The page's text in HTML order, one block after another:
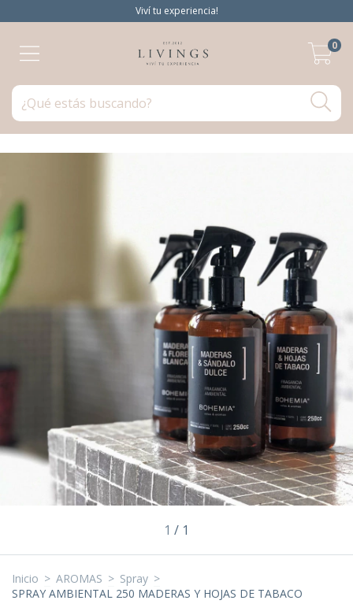
Viví tu experiencia!
0
1 / 1
Inicio > AROMAS > Spray >
SPRAY AMBIENTAL 250 MADERAS Y HOJAS DE TABACO